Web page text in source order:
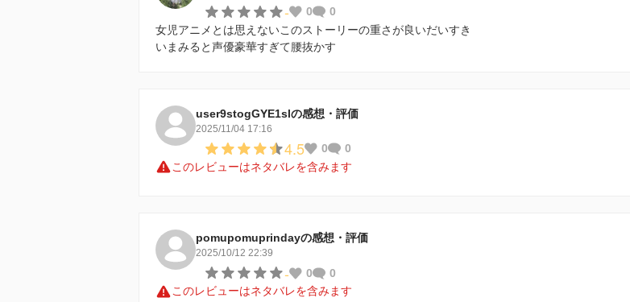
- 0
0
女児アニメとは思えないこのストーリーの重さが良いだいすき
いまみると声優豪華すぎて腰抜かす
user9stogGYE1slの感想・評価
2025/11/04 17:16
4.5 0
0
このレビューはネタバレを含みます
pomupomuprindayの感想・評価
2025/10/12 22:39
- 0
0
このレビューはネタバレを含みます